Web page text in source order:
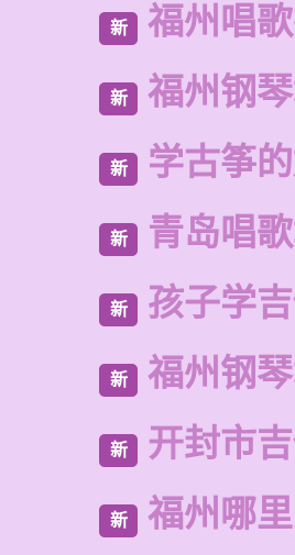
新 福州唱
新 福州钢
新 学古筝
新 青岛唱
新 孩子学
新 福州钢
新 开封市
新 福州哪